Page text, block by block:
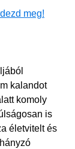
meg!
kalandot
komoly
is
életvitelt és